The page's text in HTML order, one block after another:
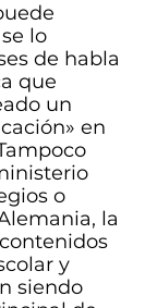
lo
de habla
que
un
en
o
la
y
siendo